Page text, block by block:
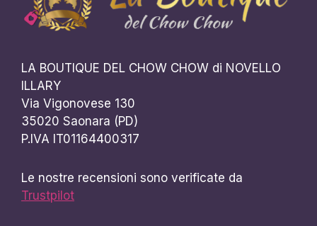
LA BOUTIQUE DEL CHOW CHOW di NOVELLO
ILLARY
Via Vigonovese 130
35020 Saonara (PD)
P.IVA IT01164400317
Le nostre recensioni sono verificate da
Trustpilot